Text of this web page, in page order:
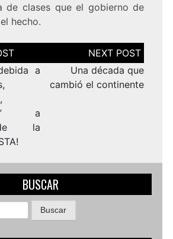
de clases que el gobierno de
hecho.
a
a
la
Una década que
cambió el continente
BUSCAR